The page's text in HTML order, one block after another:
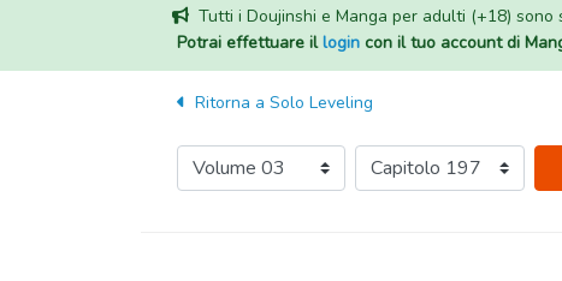
Tutti i Doujinshi e Manga per adulti (+18)
Potrai effettuare illogincon il tuo account di
Ritorna a Solo Leveling